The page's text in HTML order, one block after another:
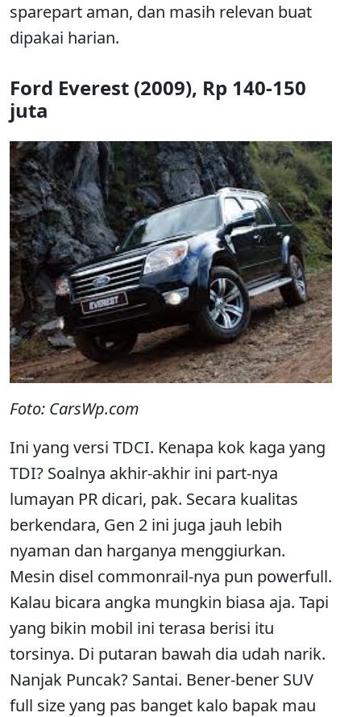
sparepart aman, dan masih relevan buat
dipakai harian.
Ford Everest (2009), Rp 140-150
juta
Foto: CarsWp.com
Ini yang versi TDCI. Kenapa kok kaga yang
TDI? Soalnya akhir-akhir ini part-nya
lumayan PR dicari, pak. Secara kualitas
berkendara, Gen 2 ini juga jauh lebih
nyaman dan harganya menggiurkan.
Mesin disel commonrail-nya pun powerfull.
Kalau bicara angka mungkin biasa aja. Tapi
yang bikin mobil ini terasa berisi itu
torsinya. Di putaran bawah dia udah narik.
Nanjak Puncak? Santai. Bener-bener SUV
full size yang pas banget kalo bapak mau